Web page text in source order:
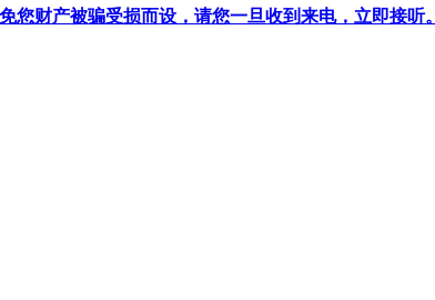
您财产被骗受损而设，请您一旦收到来电，立即接听。